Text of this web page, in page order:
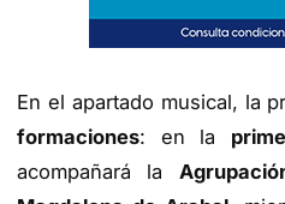
En el apartado musical, la
formaciones: en la
acompañará la